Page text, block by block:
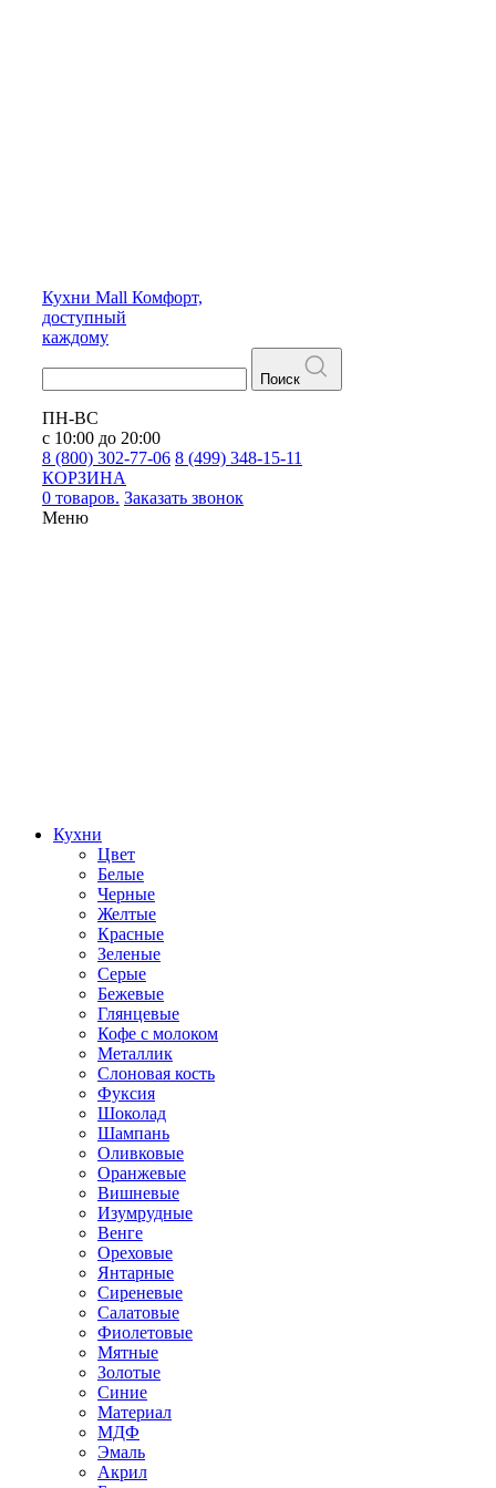
Кухни Mall Комфорт,
доступный
каждому
Поиск
ПН-ВС
с 10:00 до 20:00
8 (800) 302-77-06 8 (499) 348-15-11
КОРЗИНА
0 товаров. Заказать звонок
Меню
Кухни
Цвет
Белые
Черные
Желтые
Красные
Зеленые
Серые
Бежевые
Глянцевые
Кофе с молоком
Металлик
Слоновая кость
Фуксия
Шоколад
Шампань
Оливковые
Оранжевые
Вишневые
Изумрудные
Венге
Ореховые
Янтарные
Сиреневые
Салатовые
Фиолетовые
Мятные
Золотые
Синие
Материал
МДФ
Эмаль
Акрил